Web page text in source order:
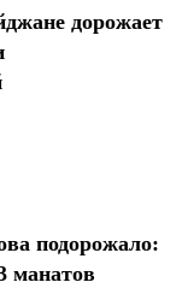
дорожает
подорожало:
манатов